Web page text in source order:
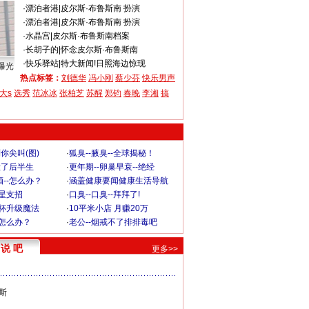
光
·漂泊者港| 皮尔斯·布鲁斯南 扮演
·漂泊者港| 皮尔斯·布鲁斯南 扮演
·水晶宫| 皮尔斯·布鲁斯南档案
·长胡子的 |怀念皮尔斯·布鲁斯南
·快乐驿站| 特大新闻!日照海边惊现
热点标签： 刘德华 冯小刚 蔡少芬 快乐男声
大s 选秀 范冰冰 张柏芝 苏醒 郑钧 春晚 李湘 搞
尖叫(图) ·狐臭--腋臭--全球揭秘！
后半生
·更年期--卵巢早衰--绝经
--怎么办？
·涵盖健康要闻健康生活导航
支招
·口臭--口臭--拜拜了!
升级魔法
·10平米小店 月赚20万
么办？
·老公--烟戒不了排排毒吧
说 吧 更多>>